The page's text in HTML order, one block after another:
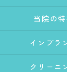
当院の
インプラ
クリーニ